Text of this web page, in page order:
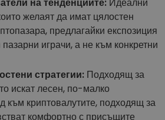
желаят да имат цялостен
предлагайки експозиция
играчи, а не към конкретни
стратегии: Подходящ за
искат лесен, по-малко
към криптовалутите, подходящ за
комфортно с присъщите